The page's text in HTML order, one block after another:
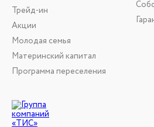
Трейд-ин
Акции
Молодая семья
Материнский капитал
Программа переселения